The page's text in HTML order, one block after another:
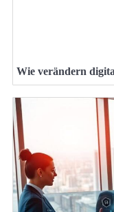
Wie verändern